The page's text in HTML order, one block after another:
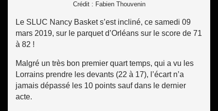
Crédit : Fabien Thouvenin
Le SLUC Nancy Basket s’est incliné, ce samedi 09
mars 2019, sur le parquet d’Orléans sur le score de 71
à 82 !
Malgré un très bon premier quart temps, qui a vu les
Lorrains prendre les devants (22 à 17), l’écart n’a
jamais dépassé les 10 points sauf dans le dernier
acte.